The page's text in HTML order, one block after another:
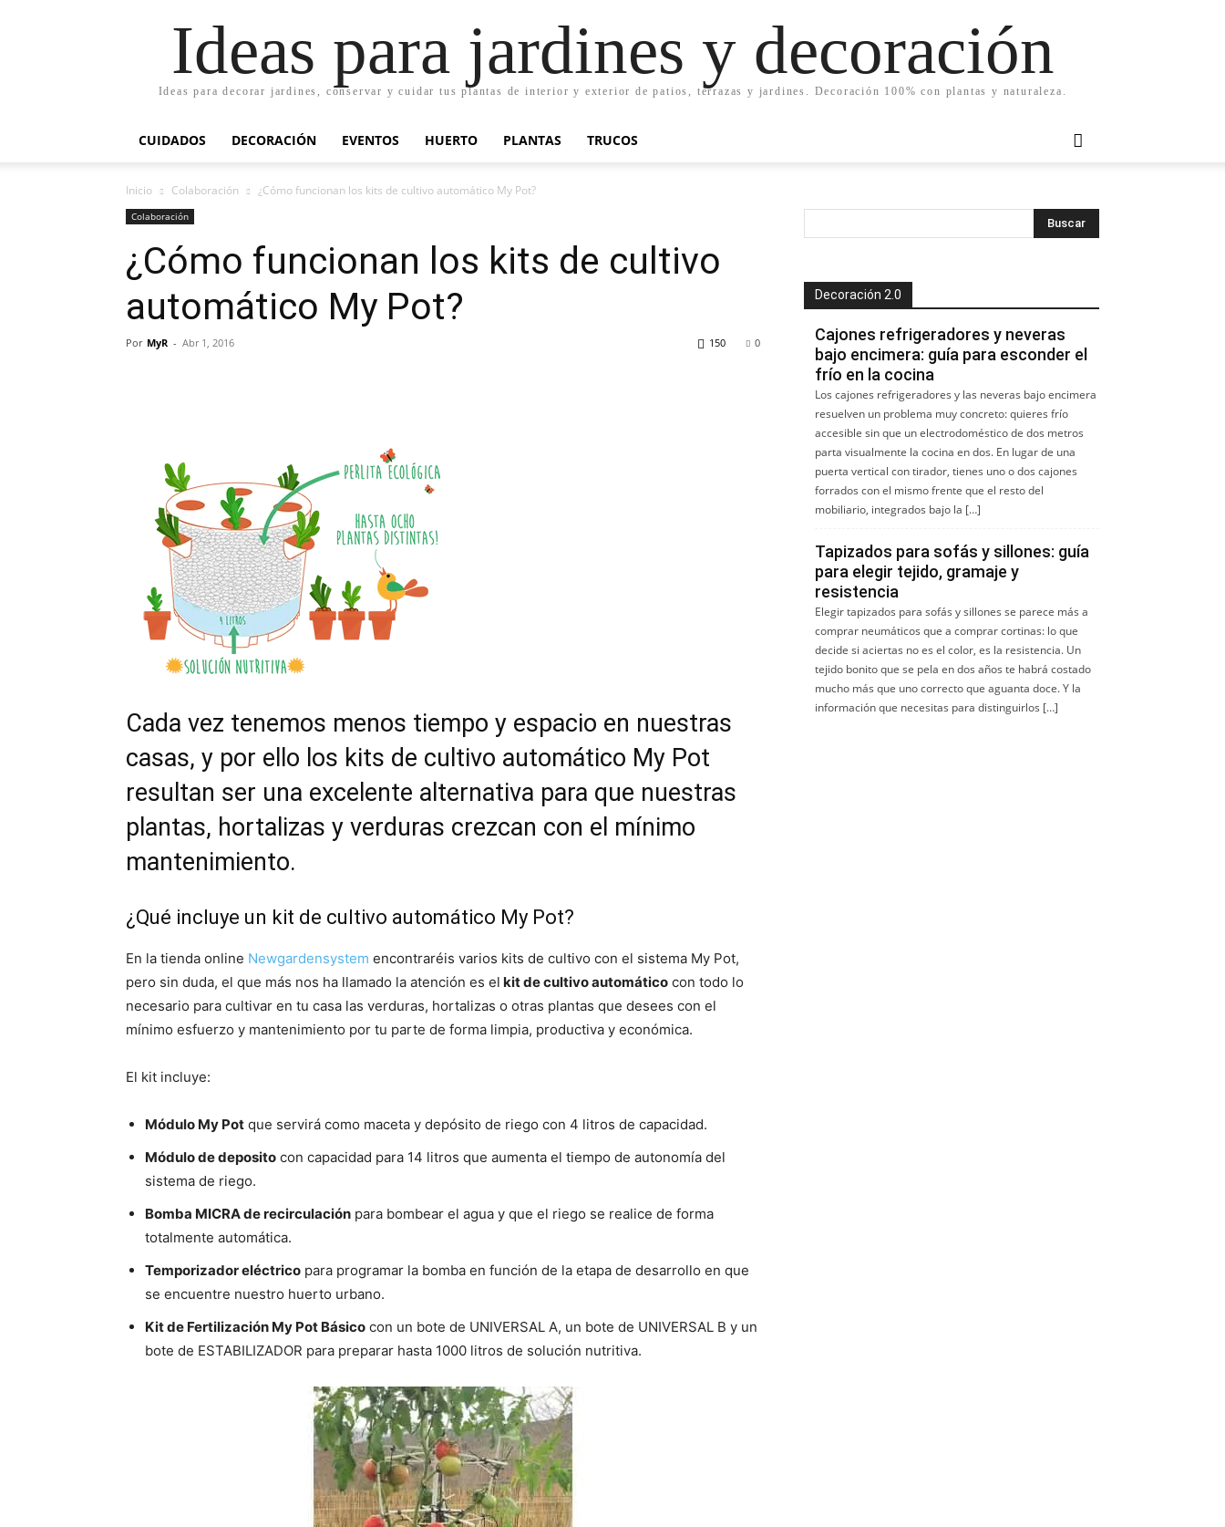
Ideas para jardines y decoración
Ideas para decorar jardines, conservar y cuidar tus plantas de interior y exterior de patios, terrazas y jardines. Decoración 100% con plantas y naturaleza.
CUIDADOS DECORACIÓN EVENTOS HUERTO PLANTAS TRUCOS
Inicio Colaboración ¿Cómo funcionan los kits de cultivo automático My Pot?
Colaboración
¿Cómo funcionan los kits de cultivo
automático My Pot?
Por MyR - Abr 1, 2016 0
150
Cada vez tenemos menos tiempo y espacio en nuestras
casas, y por ello los kits de cultivo automático My Pot
resultan ser una excelente alternativa para que nuestras
plantas, hortalizas y verduras crezcan con el mínimo
mantenimiento.
¿Qué incluye un kit de cultivo automático My Pot?
En la tienda online Newgardensystem encontraréis varios kits de cultivo con el sistema My Pot,
pero sin duda, el que más nos ha llamado la atención es el kit de cultivo automático con todo lo
necesario para cultivar en tu casa las verduras, hortalizas o otras plantas que desees con el
mínimo esfuerzo y mantenimiento por tu parte de forma limpia, productiva y económica.
El kit incluye:
Módulo My Pot que servirá como maceta y depósito de riego con 4 litros de capacidad.
Módulo de deposito con capacidad para 14 litros que aumenta el tiempo de autonomía del
sistema de riego.
Bomba MICRA de recirculación para bombear el agua y que el riego se realice de forma
totalmente automática.
Temporizador eléctrico para programar la bomba en función de la etapa de desarrollo en que
se encuentre nuestro huerto urbano.
Kit de Fertilización My Pot Básico con un bote de UNIVERSAL A, un bote de UNIVERSAL B y un
bote de ESTABILIZADOR para preparar hasta 1000 litros de solución nutritiva.
Decoración 2.0
Cajones refrigeradores y neveras
bajo encimera: guía para esconder el
frío en la cocina
Los cajones refrigeradores y las neveras bajo encimera
resuelven un problema muy concreto: quieres frío
accesible sin que un electrodoméstico de dos metros
parta visualmente la cocina en dos. En lugar de una
puerta vertical con tirador, tienes uno o dos cajones
forrados con el mismo frente que el resto del
mobiliario, integrados bajo la […]
Tapizados para sofás y sillones: guía
para elegir tejido, gramaje y
resistencia
Elegir tapizados para sofás y sillones se parece más a
comprar neumáticos que a comprar cortinas: lo que
decide si aciertas no es el color, es la resistencia. Un
tejido bonito que se pela en dos años te habrá costado
mucho más que uno correcto que aguanta doce. Y la
información que necesitas para distinguirlos […]